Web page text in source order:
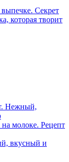
выпечке. Секрет
которая творит
Нежный,
молоке. Рецепт
вкусный и